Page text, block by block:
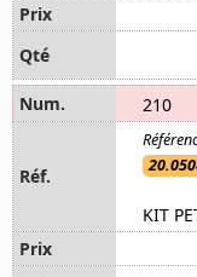
210
KIT